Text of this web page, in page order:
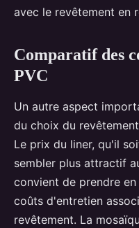
avec le revêtement en
Comparatif des
PVC
Un autre aspect
du choix du
Le prix du liner, qu'il
sembler plus attractif
convient de prendre
coûts d'entretien
revêtement. La